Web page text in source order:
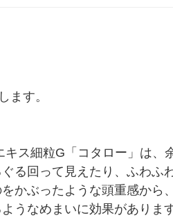
ます。
ス細粒G「コタロー」は、
る回って見えたり、ふわふ
かぶったような頭重感から
うなめまいに効果がありま